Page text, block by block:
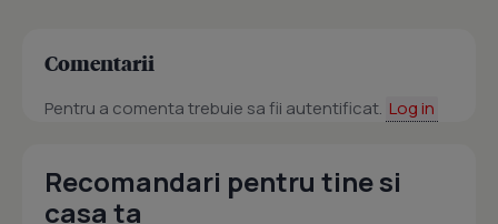
Comentarii
Pentru a comenta trebuie sa fii autentificat. Log in
Recomandari pentru tine si
casa ta